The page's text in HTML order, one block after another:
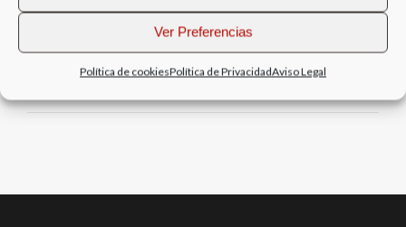
Ver Preferencias
Política de cookiesPolítica de PrivacidadAviso Legal
Color – Carlos